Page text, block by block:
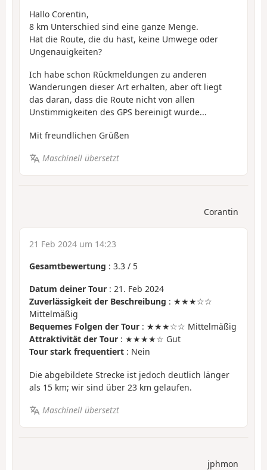
Hallo Corentin,
8 km Unterschied sind eine ganze Menge.
Hat die Route, die du hast, keine Umwege oder
Ungenauigkeiten?
Ich habe schon Rückmeldungen zu anderen
Wanderungen dieser Art erhalten, aber oft liegt
das daran, dass die Route nicht von allen
Unstimmigkeiten des GPS bereinigt wurde...
Mit freundlichen Grüßen
Maschinell übersetzt
Corantin
21 Feb 2024 um 14:23
Gesamtbewertung : 3.3 / 5
Datum deiner Tour : 21. Feb 2024
Zuverlässigkeit der Beschreibung : ★★★☆☆
Mittelmäßig
Bequemes Folgen der Tour : ★★★☆☆ Mittelmäßig
Attraktivität der Tour : ★★★★☆ Gut
Tour stark frequentiert : Nein
Die abgebildete Strecke ist jedoch deutlich länger
als 15 km; wir sind über 23 km gelaufen.
Maschinell übersetzt
jphmon